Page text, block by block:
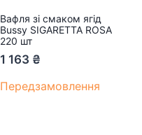
Вафля зі смаком ягід
Bussy SIGARETTA ROSA
220 шт
1 163 ₴
Передзамовлення